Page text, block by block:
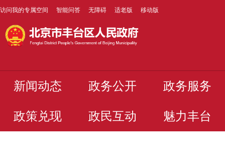
访问我的专属空间 智能问答 无障碍 适老版 移动版
新闻动态 政务公开 政务服务
政策兑现 政民互动 魅力丰台